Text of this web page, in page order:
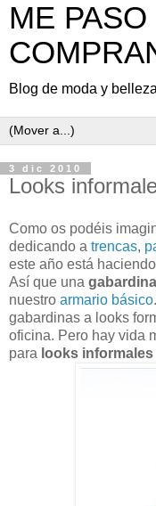
ME
Blog de moda y
3 dic 2010
Looks
Como os podéis
dedicando a trencas,
este año está
Así que una
nuestro armario básico
gabardinas a looks
oficina. Pero hay vida
para looks informales